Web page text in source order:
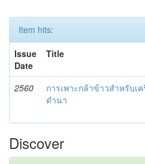
Item hits:
Issue
Date
Title
2560
การเพาะกล้าข้าวสำหรับเค
ดำนา
Discover